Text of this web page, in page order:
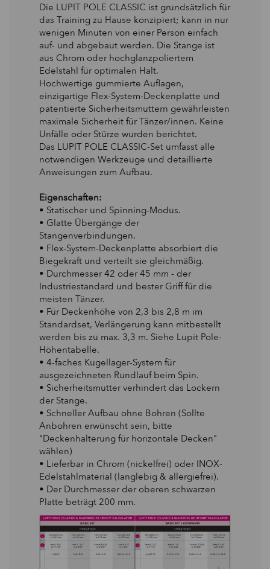
Die LUPIT POLE CLASSIC ist grundsätzlich für
das Training zu Hause konzipiert; kann in nur
wenigen Minuten von einer Person einfach
auf- und abgebaut werden. Die Stange ist
aus Chrom oder hochglanzpoliertem
Edelstahl für optimalen Halt.
Hochwertige gummierte Auflagen,
einzigartige Flex-System-Deckenplatte und
patentierte Sicherheitsmuttern gewährleisten
maximale Sicherheit für Tänzer/innen. Keine
Unfälle oder Stürze wurden berichtet.
Das LUPIT POLE CLASSIC-Set umfasst alle
notwendigen Werkzeuge und detaillierte
Anweisungen zum Aufbau.
Eigenschaften:
• Statischer und Spinning-Modus.
• Glatte Übergänge der
Stangenverbindungen.
• Flex-System-Deckenplatte absorbiert die
Biegekraft und verteilt sie gleichmäßig.
• Durchmesser 42 oder 45 mm - der
Industriestandard und bester Griff für die
meisten Tänzer.
• Für Deckenhöhe von 2,3 bis 2,8 m im
Standardset, Verlängerung kann mitbestellt
werden bis zu max. 3,3 m. Siehe Lupit Pole-
Höhentabelle.
• 4-faches Kugellager-System für
ausgezeichneten Rundlauf beim Spin.
• Sicherheitsmutter verhindert das Lockern
der Stange.
• Schneller Aufbau ohne Bohren (Sollte
Anbohren erwünscht sein, bitte
"Deckenhalterung für horizontale Decken"
wählen)
• Lieferbar in Chrom (nickelfrei) oder INOX-
Edelstahlmaterial (langlebig & allergiefrei).
• Der Durchmesser der oberen schwarzen
Platte beträgt 200 mm.